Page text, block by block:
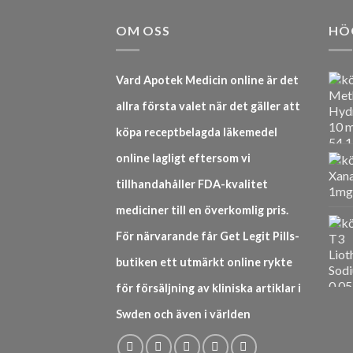
OM OSS
Vard Apotek Medicin online är det
allra första valet när det gäller att
köpa receptbelagda läkemedel
online lagligt eftersom vi
tillhandahåller FDA-kvalitet
mediciner till en överkomlig pris.
För närvarande får Get Legit Pills-
butiken ett utmärkt online rykte
för försäljning av kliniska artiklar i
Swden och även i världen